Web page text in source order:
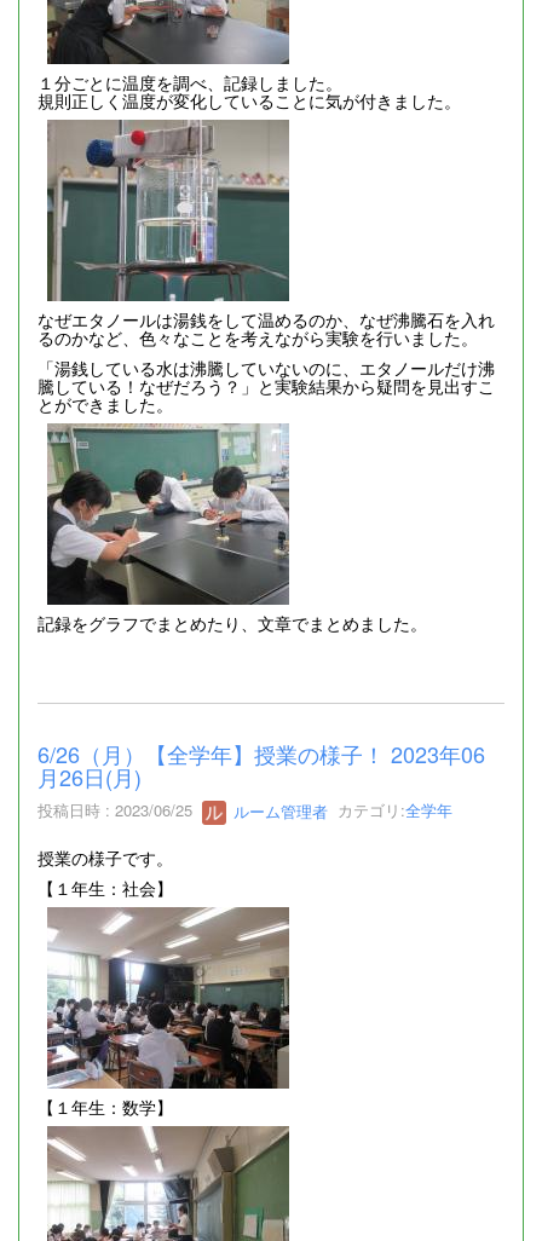
１分ごとに温度を調べ、記録しました。
規則正しく温度が変化していることに気が付きました。
なぜエタノールは湯銭をして温めるのか、なぜ沸騰石を入れ
るのかなど、色々なことを考えながら実験を行いました。
「湯銭している水は沸騰していないのに、エタノールだけ沸
騰している！なぜだろう？」と実験結果から疑問を見出すこ
とができました。
記録をグラフでまとめたり、文章でまとめました。
6/26（月）【全学年】授業の様子！ 2023年06
月26日(月)
投稿日時 : 2023/06/25 ルーム管理者 カテゴリ:全学年
授業の様子です。
【１年生：社会】
【１年生：数学】